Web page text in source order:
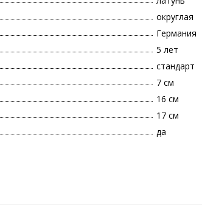
округлая
Германия
5 лет
стандарт
7 см
16 см
17 см
да